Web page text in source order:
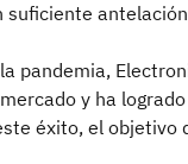
suficiente
pandemia,
y ha
éxito, el objetivo